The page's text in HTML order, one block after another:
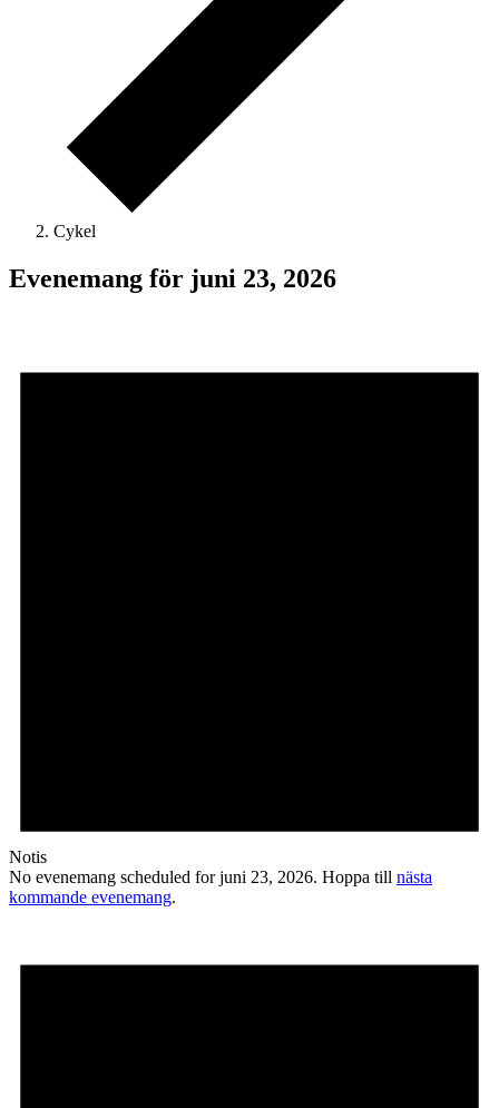
Cykel
Evenemang för juni 23, 2026
Notis
No evenemang scheduled for juni 23, 2026. Hoppa till nästa
kommande evenemang.